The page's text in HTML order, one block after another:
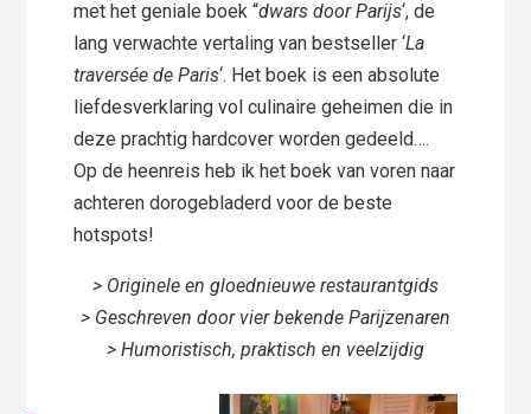
met het geniale boek “dwars door Parijs‘, de
lang verwachte vertaling van bestseller ‘La
traversée de Paris‘. Het boek is een absolute
liefdesverklaring vol culinaire geheimen die in
deze prachtig hardcover worden gedeeld….
Op de heenreis heb ik het boek van voren naar
achteren dorogebladerd voor de beste
hotspots!
> Originele en gloednieuwe restaurantgids
> Geschreven door vier bekende Parijzenaren
> Humoristisch, praktisch en veelzijdig